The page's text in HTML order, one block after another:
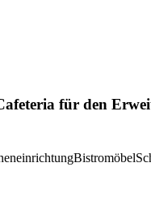
für den
Bistromöbel